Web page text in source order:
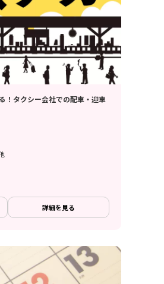
！タクシー会社での配車・迎車
詳細を見る